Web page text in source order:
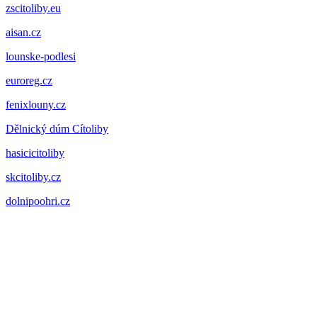
zscitoliby.eu
aisan.cz
lounske-podlesi
euroreg.cz
fenixlouny.cz
Dělnický dúm Cítoliby
hasicicitoliby
skcitoliby.cz
dolnipoohri.cz